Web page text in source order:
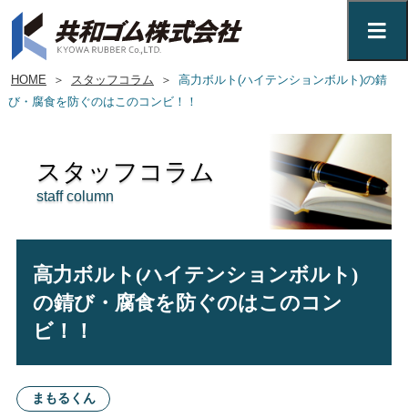
HOME ＞ スタッフコラム ＞
高力ボルト(ハイテンションボルト)の錆
び・腐食を防ぐのはこのコンビ！！
スタッフコラム
staff column
高力ボルト(ハイテンションボルト)
の錆び・腐食を防ぐのはこのコン
ビ！！
まもるくん